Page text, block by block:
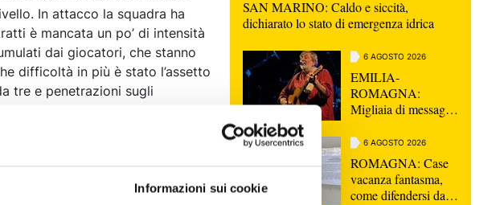
Informazioni sui cookie
In attacco la squadra ha
è mancata un po’ di intensità
dai giocatori, che stanno
difficoltà in più è stato l’assetto
tre e penetrazioni sugli
SAN MARINO: Caldo e siccità,
dichiarato lo stato di emergenza idrica
6 AGOSTO 2026
EMILIA-
ROMAGNA:
Migliaia di messaggi
Guccini, "Non
morirà mai"
6 AGOSTO 2026
ROMAGNA: Case
vacanza fantasma,
come difendersi dalle